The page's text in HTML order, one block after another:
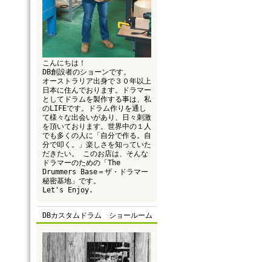
こんにちは！
DB創設者のショーンです。
オーストラリア出身で３０年以上
日本に住んでおります。ドラマー
としてドラムを製作する事は、私
のLIFEです。ドラム作りを通し
て様々な出会いがあり、日々刺激
を頂いております。世界中の１人
でも多くの人に「自分で作る。自
分で叩く。」楽しさを知っていた
だきたい。 このお店は、そんな
ドラマーのための「The
Drummers Base＝ザ・ドラマー
秘密基地」です。
Let's Enjoy.
DBカスタムドラム ショールーム